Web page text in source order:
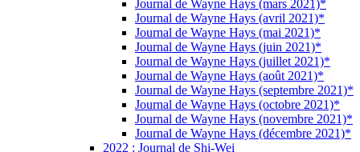
Journal de Wayne Hays (mars 2021)*
Journal de Wayne Hays (avril 2021)*
Journal de Wayne Hays (mai 2021)*
Journal de Wayne Hays (juin 2021)*
Journal de Wayne Hays (juillet 2021)*
Journal de Wayne Hays (août 2021)*
Journal de Wayne Hays (septembre 2021)*
Journal de Wayne Hays (octobre 2021)*
Journal de Wayne Hays (novembre 2021)*
Journal de Wayne Hays (décembre 2021)*
2022 : Journal de Shi-Wei